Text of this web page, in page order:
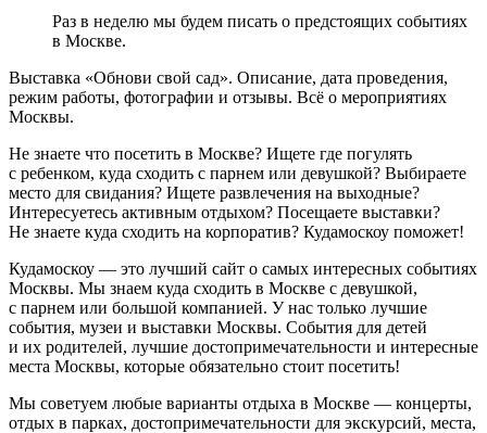
Раз в неделю мы будем писать о предстоящих событиях
в Москве.
Выставка «Обнови свой сад». Описание, дата проведения,
режим работы, фотографии и отзывы. Всё о мероприятиях
Москвы.
Не знаете что посетить в Москве? Ищете где погулять
с ребенком, куда сходить с парнем или девушкой? Выбираете
место для свидания? Ищете развлечения на выходные?
Интересуетесь активным отдыхом? Посещаете выставки?
Не знаете куда сходить на корпоратив? Кудамоскоу поможет!
Кудамоскоу — это лучший сайт о самых интересных событиях
Москвы. Мы знаем куда сходить в Москве с девушкой,
с парнем или большой компанией. У нас только лучшие
события, музеи и выставки Москвы. События для детей
и их родителей, лучшие достопримечательности и интересные
места Москвы, которые обязательно стоит посетить!
Мы советуем любые варианты отдыха в Москве — концерты,
отдых в парках, достопримечательности для экскурсий, места,